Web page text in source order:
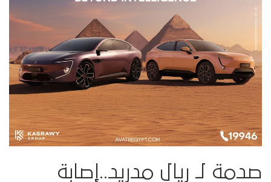
صدمة لـ ريال مدريد..إصابة